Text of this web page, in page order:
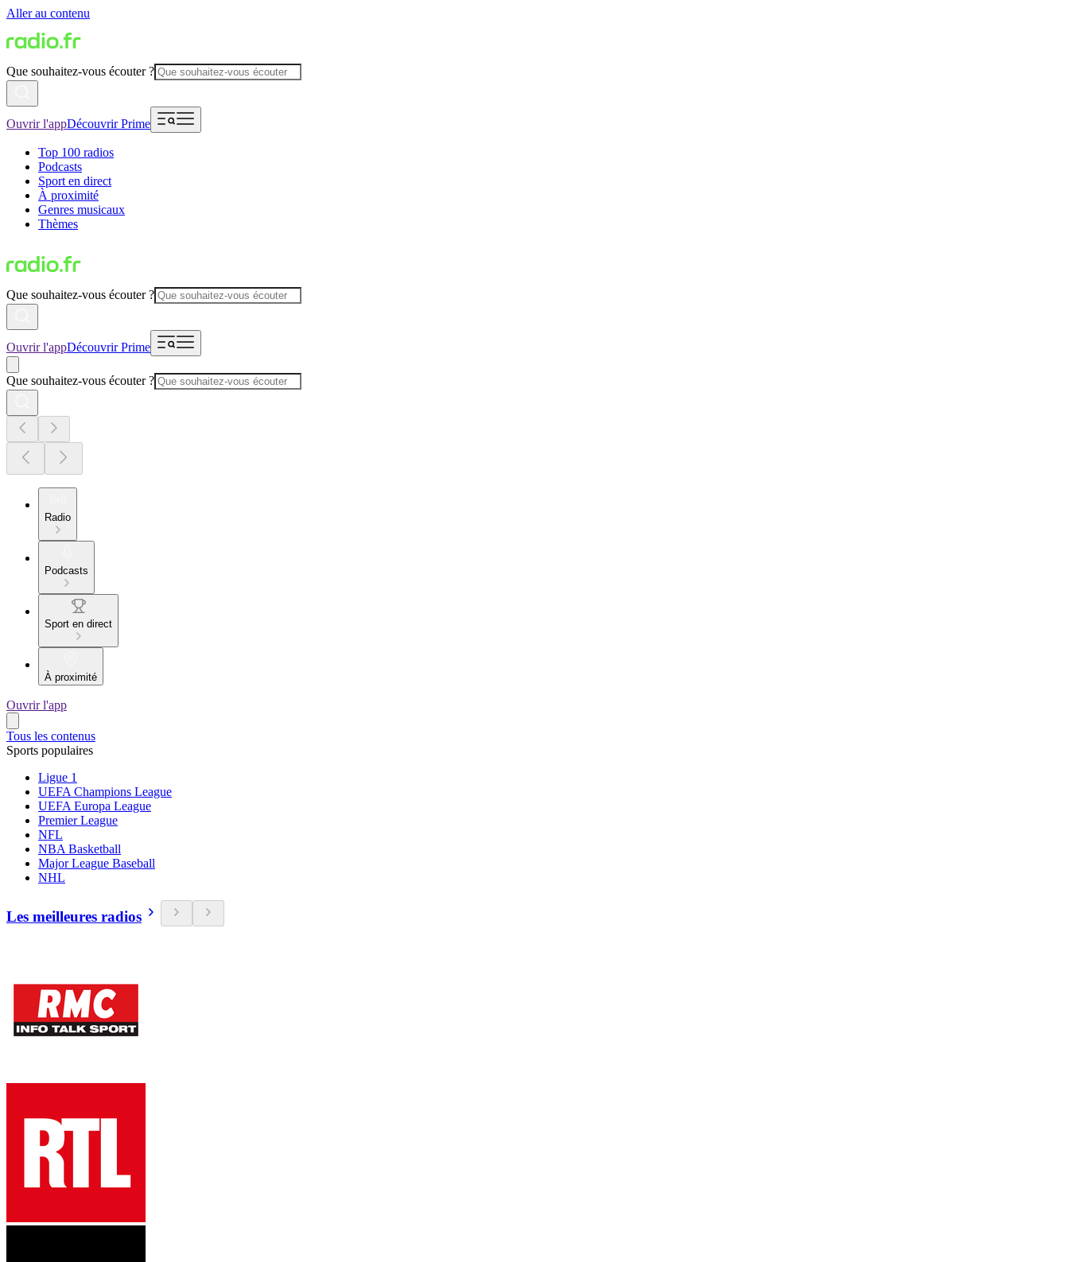
Aller au contenu
Que souhaitez-vous écouter ?
Ouvrir l'appDécouvrir Prime
Top 100 radios
Podcasts
Sport en direct
À proximité
Genres musicaux
Thèmes
Que souhaitez-vous écouter ?
Ouvrir l'appDécouvrir Prime
Que souhaitez-vous écouter ?
Radio
Podcasts
Sport en direct
À proximité
Ouvrir l'app
Tous les contenus
Sports populaires
Ligue 1
UEFA Champions League
UEFA Europa League
Premier League
NFL
NBA Basketball
Major League Baseball
NHL
Les meilleures radios